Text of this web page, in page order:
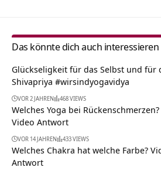
Das könnte dich auch interessieren
Glückseligkeit für das Selbst und für
Shivapriya #wirsindyogavidya
VOR 2 JAHREN 468 VIEWS
Welches Yoga bei Rückenschmerzen?
Video Antwort
VOR 14 JAHREN 433 VIEWS
Welches Chakra hat welche Farbe?
Antwort